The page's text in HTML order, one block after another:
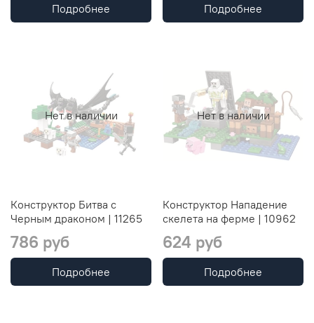
Подробнее Подробнее
Нет в наличии
Конструктор Битва с
Черным драконом | 11265
786 руб
Подробнее
Нет в наличии
Конструктор Нападение
скелета на ферме | 10962
624 руб
Подробнее